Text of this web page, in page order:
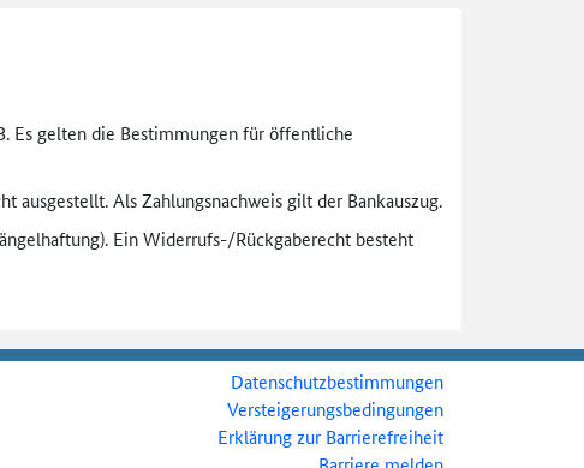
Es gelten die Bestimmungen für öffentliche
Als Zahlungsnachweis gilt der Bankauszug.
Ein Widerrufs-/Rückgaberecht besteht
Datenschutzbestimmungen
Versteigerungsbedingungen
Erklärung zur Barrierefreiheit